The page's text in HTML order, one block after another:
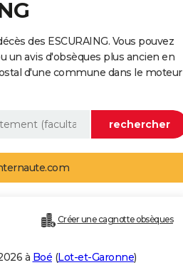
des ESCURAING. Vous pouvez
un avis d'obsèques plus ancien en
d'une commune dans le moteur
Créer une cagnotte obsèques
à Boé (Lot-et-Garonne)